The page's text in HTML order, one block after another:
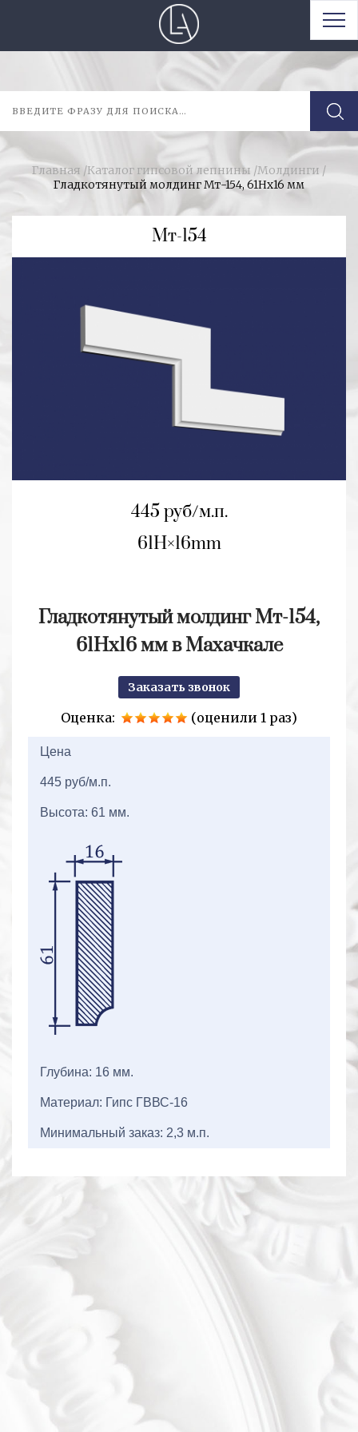
Главная /Каталог гипсовой лепнины /Молдинги /
Гладкотянутый молдинг Мт-154, 61Нх16 мм
Мт-154
445 руб/м.п.
61H 16mm
Гладкотянутый молдинг Мт-154,
61Нх16 мм в Махачкале
Заказать звонок
Оценка:
(оценили 1 раз)
Цена
445 руб/м.п.
Высота: 61 мм.
Глубина: 16 мм.
Материал: Гипс ГВВС-16
Минимальный заказ: 2,3 м.п.